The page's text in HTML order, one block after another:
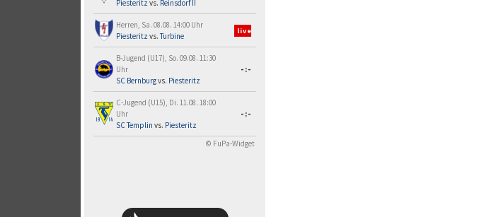
Piesteritz vs. Reinsdorf II
Herren, Sa. 08.08. 14:00 Uhr
Piesteritz vs.Turbine
live
B-Jugend (U17), So. 09.08. 11:30
Uhr
SC Bernburgvs. Piesteritz
-:-
C-Jugend (U15), Di. 11.08. 18:00
Uhr
SC Templin vs. Piesteritz
-:-
© FuPa-Widget